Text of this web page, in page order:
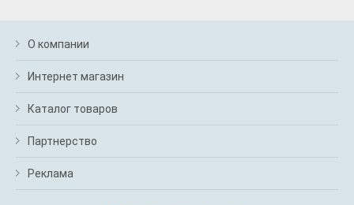
О компании
Интернет магазин
Каталог товаров
Партнерство
Реклама